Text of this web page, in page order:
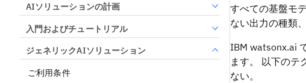
AIソリューションの計画
入門およびチュートリアル
ジェネリックAIソリューション
ご利用条件
すべての基盤モ
ない出力の種類
IBM watsonx.ai
ます。 以下のテ
ない。